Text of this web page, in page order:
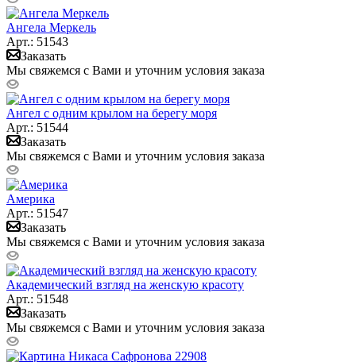
Ангела Меркель
Арт.: 51543
Заказать
Мы свяжемся с Вами и уточним условия заказа
Ангел с одним крылом на берегу моря
Арт.: 51544
Заказать
Мы свяжемся с Вами и уточним условия заказа
Америка
Арт.: 51547
Заказать
Мы свяжемся с Вами и уточним условия заказа
Академический взгляд на женскую красоту
Арт.: 51548
Заказать
Мы свяжемся с Вами и уточним условия заказа